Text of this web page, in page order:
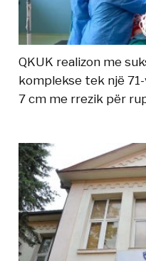
QKUK realizon me
komplekse tek një
7 cm me rrezik për